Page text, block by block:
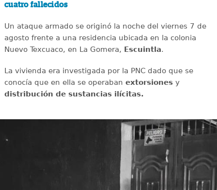
cuatro fallecidos
Un ataque armado se originó la noche del viernes 7 de
agosto frente a una residencia ubicada en la colonia
Nuevo Texcuaco, en La Gomera, Escuintla.
La vivienda era investigada por la PNC dado que se
conocía que en ella se operaban extorsionesy
distribución de sustancias ilícitas.